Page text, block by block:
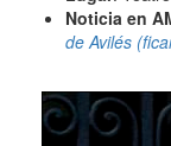
Noticia en
de Avilés